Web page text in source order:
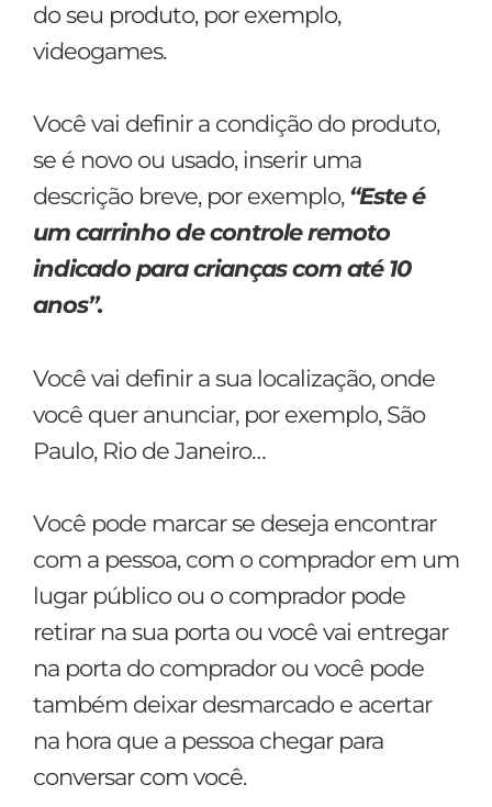
do seu produto, por exemplo,
videogames.
Você vai definir a condição do produto,
se é novo ou usado, inserir uma
descrição breve, por exemplo, “Este é
um carrinho de controle remoto
indicado para crianças com até 10
anos”.
Você vai definir a sua localização, onde
você quer anunciar, por exemplo, São
Paulo, Rio de Janeiro…
Você pode marcar se deseja encontrar
com a pessoa, com o comprador em um
lugar público ou o comprador pode
retirar na sua porta ou você vai entregar
na porta do comprador ou você pode
também deixar desmarcado e acertar
na hora que a pessoa chegar para
conversar com você.